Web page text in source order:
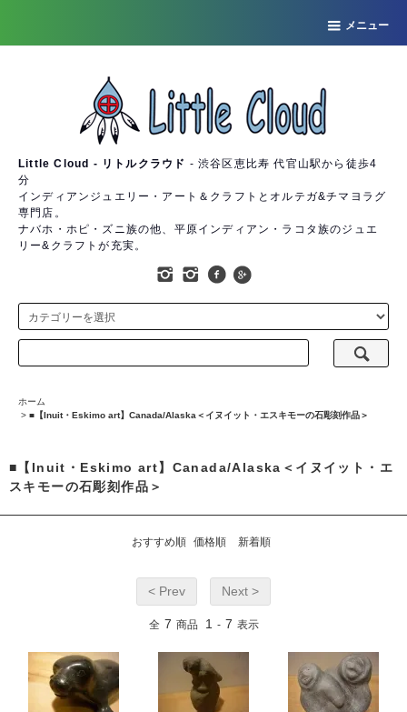
メニュー
Little Cloud - リトルクラウド - 渋谷区恵比寿 代官山駅から徒歩4
分
インディアンジュエリー・アート＆クラフトとオルテガ&チマヨラグ
専門店。
ナバホ・ホピ・ズニ族の他、平原インディアン・ラコタ族のジュエ
リー&クラフトが充実。
ホーム
> ■【Inuit・Eskimo art】Canada/Alaska＜イヌイット・エスキモーの石彫刻作品＞
■【Inuit・Eskimo art】Canada/Alaska＜イヌイット・エ
スキモーの石彫刻作品＞
おすすめ順 価格順 新着順
< Prev Next >
全 7 商品 1 - 7 表示